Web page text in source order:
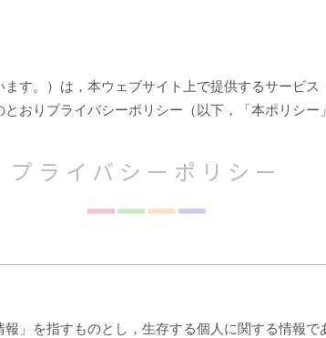
す。）は，本ウェブサイト上で提供するサービ
おりプライバシーポリシー（以下，「本ポリシー
プライバシーポリシー
」を指すものとし，生存する個人に関する情報